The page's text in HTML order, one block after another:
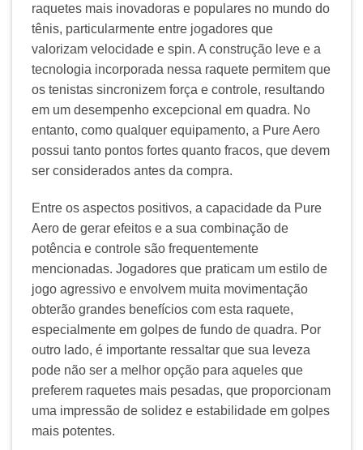
raquetes mais inovadoras e populares no mundo do
tênis, particularmente entre jogadores que
valorizam velocidade e spin. A construção leve e a
tecnologia incorporada nessa raquete permitem que
os tenistas sincronizem força e controle, resultando
em um desempenho excepcional em quadra. No
entanto, como qualquer equipamento, a Pure Aero
possui tanto pontos fortes quanto fracos, que devem
ser considerados antes da compra.
Entre os aspectos positivos, a capacidade da Pure
Aero de gerar efeitos e a sua combinação de
potência e controle são frequentemente
mencionadas. Jogadores que praticam um estilo de
jogo agressivo e envolvem muita movimentação
obterão grandes benefícios com esta raquete,
especialmente em golpes de fundo de quadra. Por
outro lado, é importante ressaltar que sua leveza
pode não ser a melhor opção para aqueles que
preferem raquetes mais pesadas, que proporcionam
uma impressão de solidez e estabilidade em golpes
mais potentes.